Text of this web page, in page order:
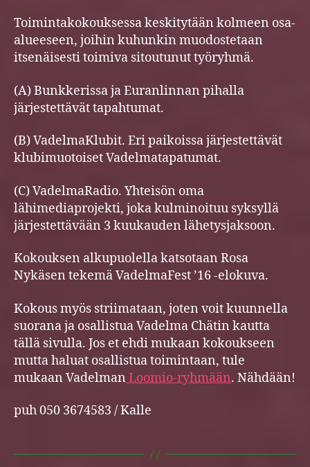
Toimintakokouksessa keskitytään kolmeen osa-
alueeseen, joihin kuhunkin muodostetaan
itsenäisesti toimiva sitoutunut työryhmä.
(A) Bunkkerissa ja Euranlinnan pihalla
järjestettävät tapahtumat.
(B) VadelmaKlubit. Eri paikoissa järjestettävät
klubimuotoiset Vadelmatapatumat.
(C) VadelmaRadio. Yhteisön oma
lähimediaprojekti, joka kulminoituu syksyllä
järjestettävään 3 kuukauden lähetysjaksoon.
Kokouksen alkupuolella katsotaan Rosa
Nykäsen tekemä VadelmaFest ’16 -elokuva.
Kokous myös striimataan, joten voit kuunnella
suorana ja osallistua Vadelma Chätin kautta
tällä sivulla. Jos et ehdi mukaan kokoukseen
mutta haluat osallistua toimintaan, tule
mukaan Vadelman Loomio-ryhmään. Nähdään!
puh 050 3674583 / Kalle